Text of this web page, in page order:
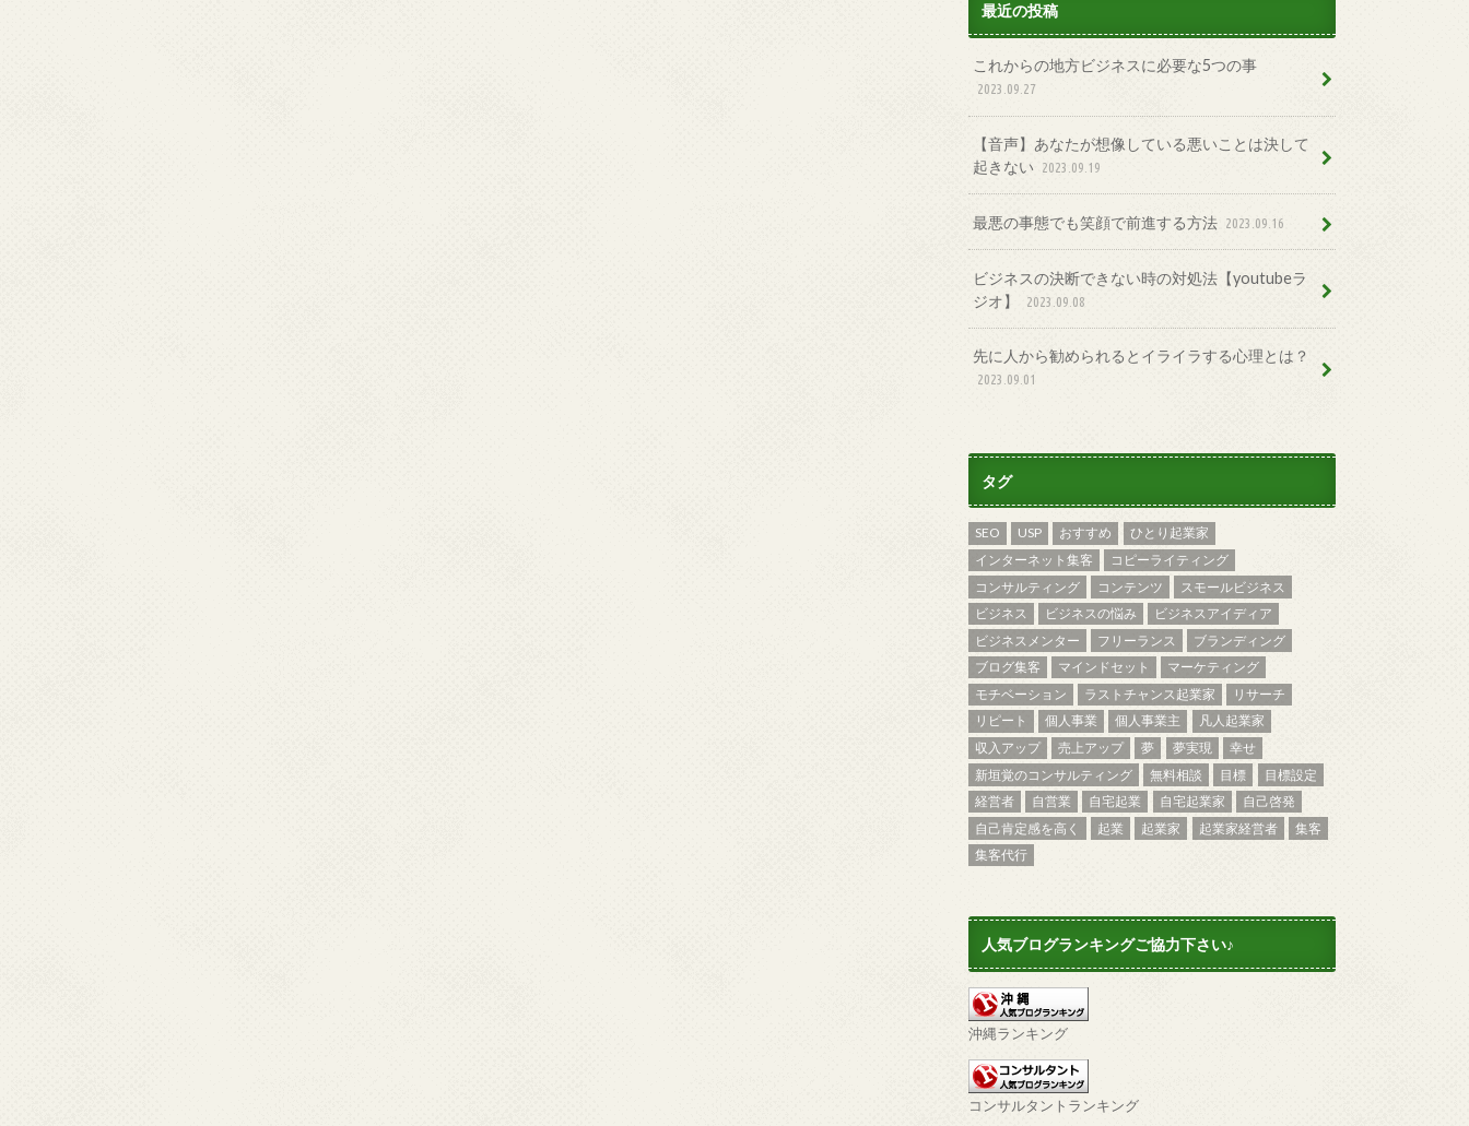
最近の投稿
これからの地方ビジネスに必要な5つの事
2023.09.27
【音声】あなたが想像している悪いことは決して
起きない
2023.09.19
最悪の事態でも笑顔で前進する方法 2023.09.16
ビジネスの決断できない時の対処法【youtubeラ
ジオ】
2023.09.08
先に人から勧められるとイライラする心理とは？
2023.09.01
タグ
SEO USP おすすめ
ひとり起業家
インターネット集客
コピーライティング
コンサルティング
コンテンツ
スモールビジネス
ビジネス
ビジネスの悩み
ビジネスアイディア
ビジネスメンター
フリーランス
ブランディング
ブログ集客
マインドセット
マーケティング
モチベーション
ラストチャンス起業家
リサーチ
リピート
個人事業 個人事業主
凡人起業家
収入アップ
売上アップ 夢 夢実現
幸せ
新垣覚のコンサルティング
無料相談 目標
目標設定
経営者
自営業 自宅起業 自宅起業家
自己啓発
自己肯定感を高く
起業 起業家 起業家経営者
集客
集客代行
人気ブログランキングご協力下さい♪
沖縄ランキング
コンサルタントランキング